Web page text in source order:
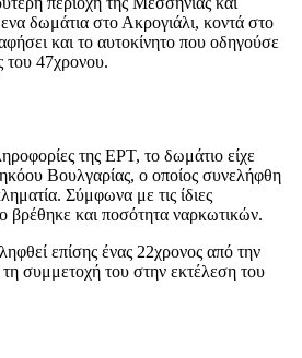
δωμάτια στο Ακρογιάλι, κοντά στο
και το αυτοκίνητο που οδηγούσε
του 47χρονου.
της ΕΡΤ, το δωμάτιο είχε
Βουλγαρίας, ο οποίος συνελήφθη
Σύμφωνα με τις ίδιες
βρέθηκε και ποσότητα ναρκωτικών.
επίσης ένας 22χρονος από την
συμμετοχή του στην εκτέλεση του